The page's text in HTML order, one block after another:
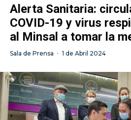
Alerta Sanitaria:
COVID-19 y virus
al Minsal a tomar la
Sala de Prensa · 1 de Abril 2024